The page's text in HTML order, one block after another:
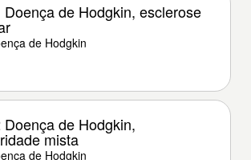
Doença de Hodgkin, esclerose
de Hodgkin
Doença de Hodgkin,
mista
de Hodgkin